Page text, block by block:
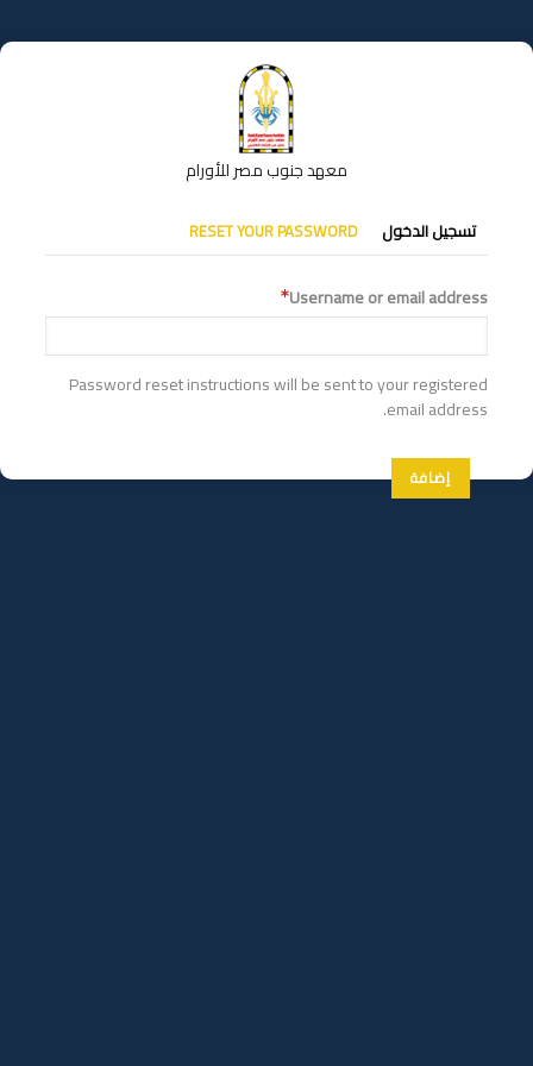
إلى
المحتوى
معهد جنوب مصر للأورام
التبويبات
الأساسية
تسجيل الدخول RESET YOUR PASSWORD
Username or email address
Password reset instructions will be sent to your registered
email address.